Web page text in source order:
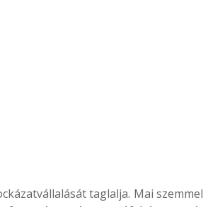
taglalja. Mai szemmel